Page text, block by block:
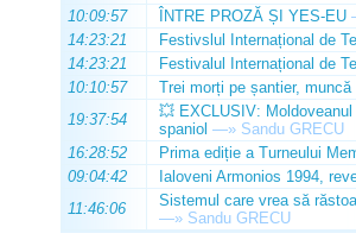
10:09:57
ÎNTRE PROZĂ ȘI YES-EU
14:23:21
Festivslul Internațional de
14:23:21
Festivalul Internațional de
10:10:57
Trei morți pe șantier, muncă
19:37:54
💥 EXCLUSIV:
spaniol —» Sandu GRECU
16:28:52
Prima ediție a Turneului
09:04:42
Ialoveni Armonios 1994,
11:46:06
Sistemul care vrea să
—» Sandu GRECU